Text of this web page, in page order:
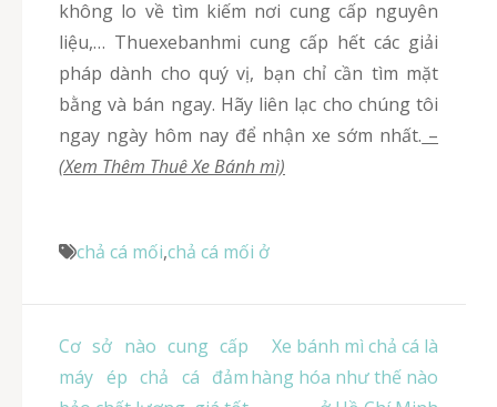
không lo về tìm kiếm nơi cung cấp nguyên
liệu,… Thuexebanhmi cung cấp hết các giải
pháp dành cho quý vị, bạn chỉ cần tìm mặt
bằng và bán ngay. Hãy liên lạc cho chúng tôi
ngay ngày hôm nay để nhận xe sớm nhất. –
(Xem Thêm Thuê Xe Bánh mì)
chả cá mối,chả cá mối ở
Điều
hướng
Cơ sở nào cung cấp
máy ép chả cá đảm
Xe bánh mì chả cá là
hàng hóa như thế nào